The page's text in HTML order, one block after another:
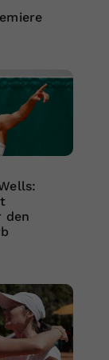
den